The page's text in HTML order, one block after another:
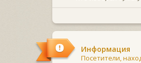
Информация
Посетители,